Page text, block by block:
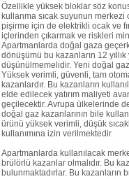
Özellikle yüksek bloklar söz
kullanma sıcak suyunun
pişirme için de elektrikli ocak ve
içlerinden çıkarmak ve riskleri
Apartmanlarda doğal gaza
dönüşümü bu kazanların 12 yıllık
düşünülmemelidir. Yeni doğal
Yüksek verimli, güvenli, tam
kazanlardır. Bu kazanların
elde edilecek yatırım maliyeti
geçilecektir. Avrupa ülkelerinde
doğal gaz kazanlarının bile
ürünü yüksek verimli, düşük
kullanımına izin verilmektedir.
Apartmanlarda kullanılacak
brülörlü kazanlar olmalıdır. Bu
bulunmaktadırlar. Bu kazanların